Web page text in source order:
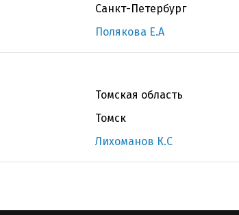
Санкт-Петербург
Полякова Е.А
Томская область
Томск
Лихоманов К.С